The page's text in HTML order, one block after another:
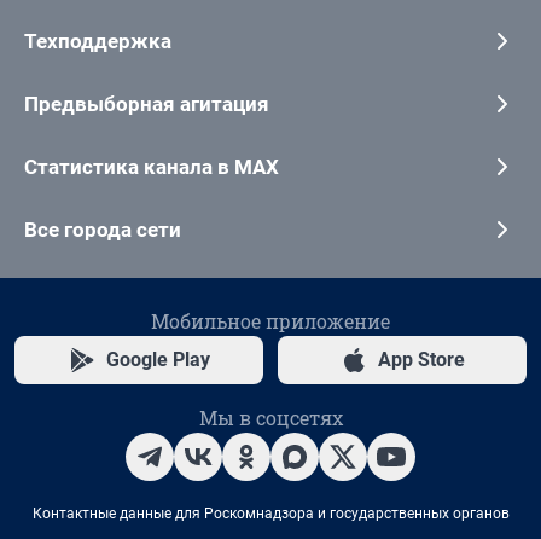
Техподдержка
Предвыборная агитация
Статистика канала в MAX
Все города сети
Мобильное приложение
Google Play App Store
Мы в соцсетях
Контактные данные для Роскомнадзора и государственных органов